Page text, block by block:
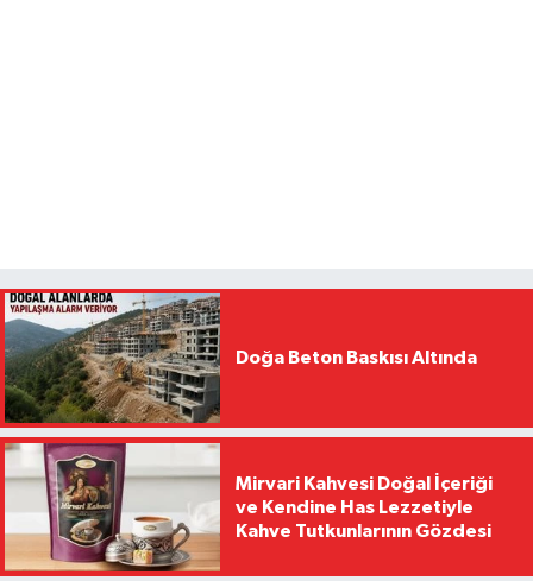
Doğa Beton Baskısı Altında
Mirvari Kahvesi Doğal İçeriği
ve Kendine Has Lezzetiyle
Kahve Tutkunlarının Gözdesi